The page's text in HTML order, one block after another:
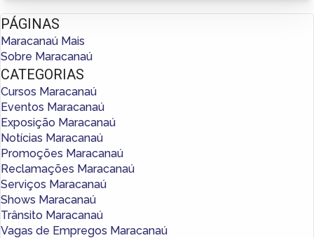
PÁGINAS
Maracanaú Mais
Sobre Maracanaú
CATEGORIAS
Cursos Maracanaú
Eventos Maracanaú
Exposição Maracanaú
Notícias Maracanaú
Promoções Maracanaú
Reclamações Maracanaú
Serviços Maracanaú
Shows Maracanaú
Trânsito Maracanaú
Vagas de Empregos Maracanaú